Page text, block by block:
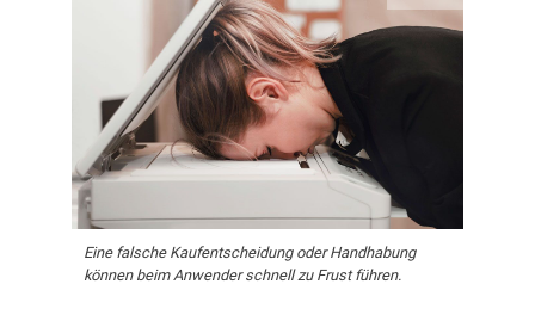
Eine falsche Kaufentscheidung oder Handhabung
können beim Anwender schnell zu Frust führen.